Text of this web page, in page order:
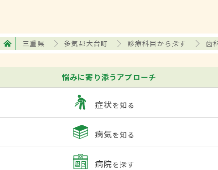
三重県 多気郡大台町 診療科目から探す 歯
悩みに寄り添うアプローチ
症状を知る
病気を知る
病院を探す